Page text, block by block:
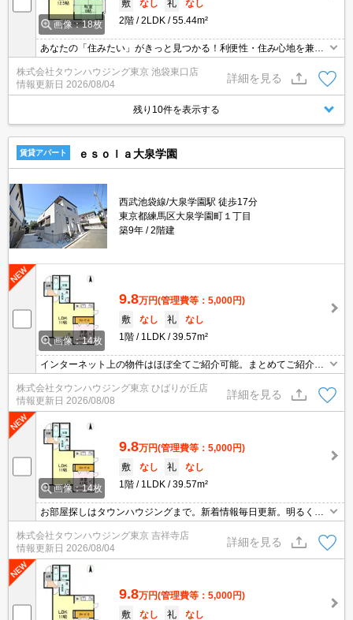
画像：18枚
敷
なし 礼
なし
2階
2LDK 55.44m²
あなたの「住みたい」がきっと見つかる！利便性・住み心地を兼ね
揃えた賃貸物件！お気軽にご相談ください。お部屋探しはタウンハ
ウジングへお任せください！
株式会社タウンハウジング東京 池袋東口店
情報更新日 2026/08/04
詳細を見る
残り10件を表示する
賃貸アパート ｅｓｏｌａ大泉学園
西武池袋線/大泉学園駅 徒歩17分
東京都練馬区大泉学園町１丁目
築9年
2階建
画像：14枚
9.8万円(管理費等：5,000円)
敷
なし 礼
なし
1階
1LDK 39.57m²
インターネット上の物件はほぼ全てご紹介可能。まとめてご紹介致
します。お気軽にお問合せください。お部屋探しは情報量地域ナン
バー1のタウンハウジングまで。
株式会社タウンハウジング東京 ひばりが丘店
情報更新日 2026/08/08
詳細を見る
画像：14枚
9.8万円(管理費等：5,000円)
敷
なし 礼
なし
1階
1LDK 39.57m²
お部屋探しはタウンハウジングまで。新着情報毎日更新。明るく元
気なスタッフがお待ちしております。
株式会社タウンハウジング東京 吉祥寺店
情報更新日 2026/08/04
詳細を見る
9.8万円(管理費等：5,000円)
敷
なし 礼
なし